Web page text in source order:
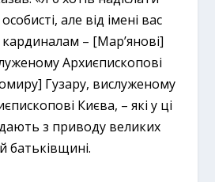
але від імені вас
кардиналам – [Мар’янові]
Архиєпископові
Гузару, вислуженому
Києва, – які у ці
з приводу великих
батьківщині.